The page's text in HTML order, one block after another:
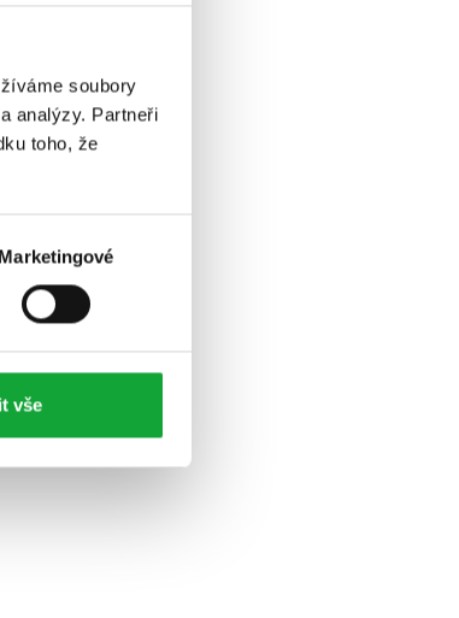
soubory
analýzy. Partneři
toho, že
Marketingové
vše